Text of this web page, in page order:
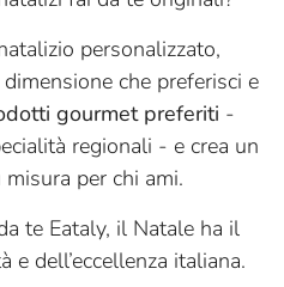
personalizzato,
che preferisci e
gourmet preferiti -
regionali - e crea un
misura per chi ami.
te Eataly, il Natale ha il
e dell’eccellenza italiana.